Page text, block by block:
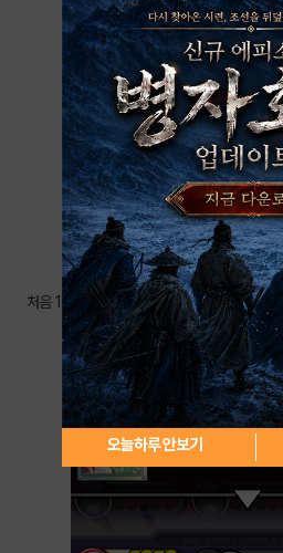
처음 1장의 리더 카드를 선택한 후 4장의 카
오늘하루 안보기